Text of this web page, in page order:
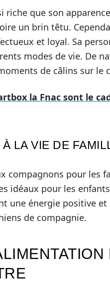
riche que son
un brin têtu.
et loyal. Sa
modes de vie. De
de câlins sur le
la Fnac sont le
LA VIE DE
compagnons pour les
idéaux pour les
une énergie positive
de compagnie.